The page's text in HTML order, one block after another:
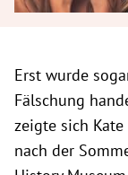
Erst wurde
Fälschung
zeigte sich
nach der